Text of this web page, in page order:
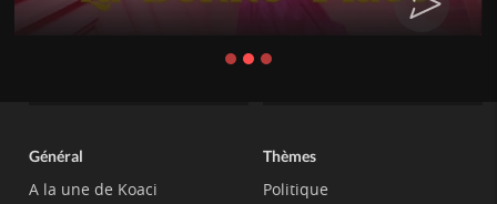
Général
A la une de Koaci
Thèmes
Politique